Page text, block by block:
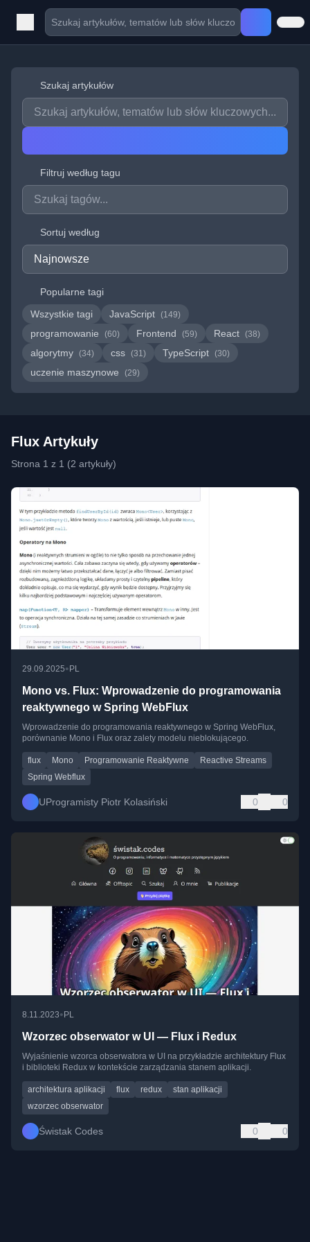
Szukaj artykułów
Filtruj według tagu
Sortuj według
Popularne tagi
Wszystkie tagi
JavaScript (149)
programowanie (60) Frontend (59) React (38)
algorytmy (34) css (31) TypeScript (30)
uczenie maszynowe (29)
Flux Artykuły
Strona 1 z 1 (2 artykuły)
29.09.2025• PL
Mono vs. Flux: Wprowadzenie do programowania
reaktywnego w Spring WebFlux
Wprowadzenie do programowania reaktywnego w Spring WebFlux,
porównanie Mono i Flux oraz zalety modelu nieblokującego.
flux Mono Programowanie Reaktywne
Reactive Streams
Spring Webflux
UProgramisty Piotr Kolasiński 0 0
8.11.2023•PL
Wzorzec obserwator w UI — Flux i Redux
Wyjaśnienie wzorca obserwatora w UI na przykładzie architektury Flux
i biblioteki Redux w kontekście zarządzania stanem aplikacji.
architektura aplikacji flux redux
stan aplikacji
wzorzec obserwator
Świstak Codes 0 0